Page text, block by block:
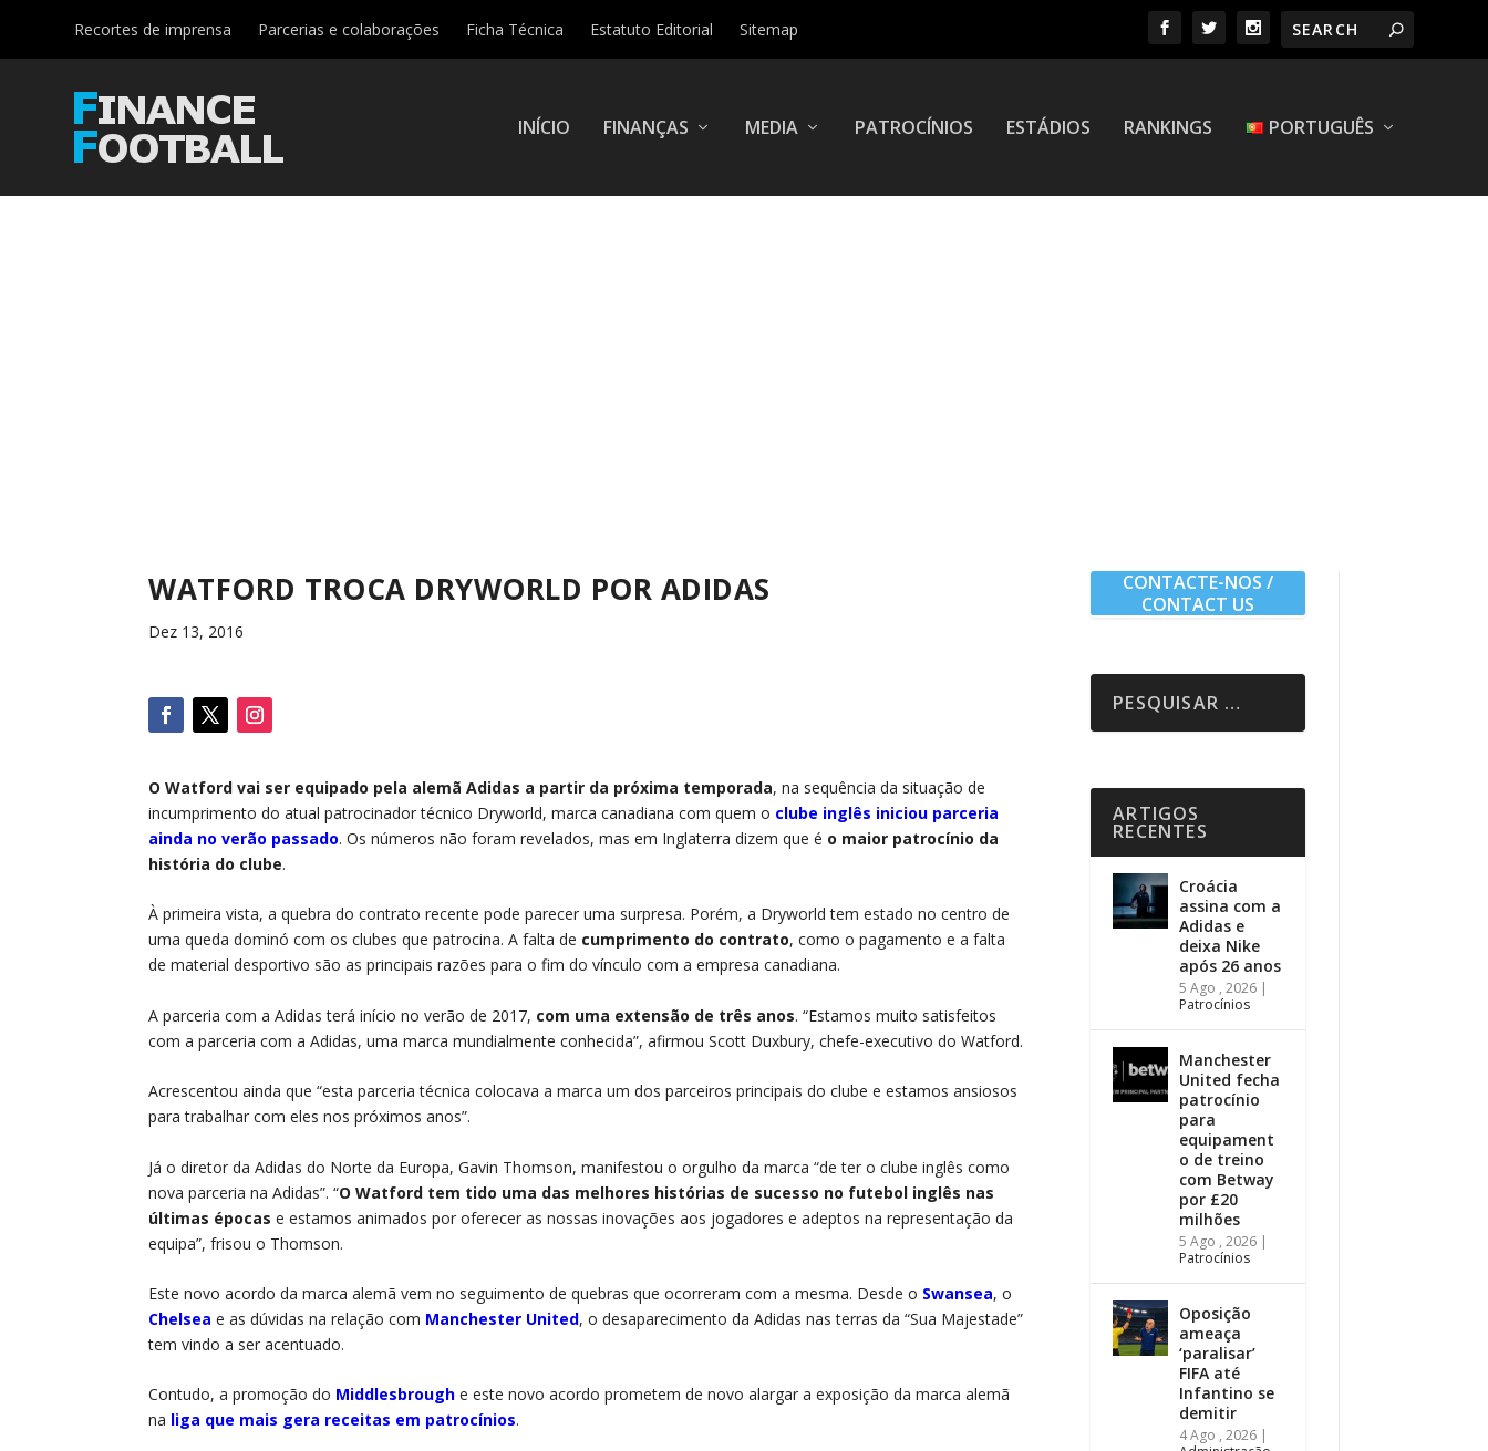
Recortes de imprensa Parcerias e colaborações Ficha Técnica Estatuto Editorial Sitemap
INÍCIO FINANÇAS MEDIA PATROCÍNIOS ESTÁDIOS RANKINGS PORTUGUÊS
WATFORD TROCA DRYWORLD POR ADIDAS
Dez 13, 2016
O Watford vai ser equipado pela alemã Adidas a partir da próxima temporada, na sequência da situação de
incumprimento do atual patrocinador técnico Dryworld, marca canadiana com quem o clube inglês iniciou parceria
ainda no verão passado. Os números não foram revelados, mas em Inglaterra dizem que é o maior patrocínio da
história do clube.
À primeira vista, a quebra do contrato recente pode parecer uma surpresa. Porém, a Dryworld tem estado no centro de
uma queda dominó com os clubes que patrocina. A falta de cumprimento do contrato, como o pagamento e a falta
de material desportivo são as principais razões para o fim do vínculo com a empresa canadiana.
A parceria com a Adidas terá início no verão de 2017, com uma extensão de três anos. “Estamos muito satisfeitos
com a parceria com a Adidas, uma marca mundialmente conhecida”, afirmou Scott Duxbury, chefe-executivo do Watford.
Acrescentou ainda que “esta parceria técnica colocava a marca um dos parceiros principais do clube e estamos ansiosos
para trabalhar com eles nos próximos anos”.
Já o diretor da Adidas do Norte da Europa, Gavin Thomson, manifestou o orgulho da marca “de ter o clube inglês como
nova parceria na Adidas”. “O Watford tem tido uma das melhores histórias de sucesso no futebol inglês nas
últimas épocas e estamos animados por oferecer as nossas inovações aos jogadores e adeptos na representação da
equipa”, frisou o Thomson.
Este novo acordo da marca alemã vem no seguimento de quebras que ocorreram com a mesma. Desde o Swansea, o
Chelsea e as dúvidas na relação com Manchester United, o desaparecimento da Adidas nas terras da “Sua Majestade”
tem vindo a ser acentuado.
Contudo, a promoção do Middlesbrough e este novo acordo prometem de novo alargar a exposição da marca alemã
na liga que mais gera receitas em patrocínios.
CONTACTE-NOS /
CONTACT US
ARTIGOS
RECENTES
Croácia
assina com a
Adidas e
deixa Nike
após 26 anos
5 Ago , 2026 |
Patrocínios
Manchester
United fecha
patrocínio
para
equipament
o de treino
com Betway
por £20
milhões
5 Ago , 2026 |
Patrocínios
Oposição
ameaça
‘paralisar’
FIFA até
Infantino se
demitir
4 Ago , 2026 |